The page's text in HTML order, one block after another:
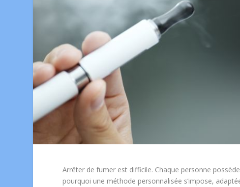
Arrêter de fumer est difficile. Chaque personne
pourquoi une méthode personnalisée s’impose,